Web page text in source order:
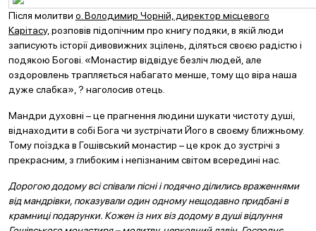
Після молитви о. Володимир Чорній, директор місцевого
Карітасу, розповів підопічним про книгу подяки, в якій люди
записують історії дивовижних зцілень, діляться своєю радістю і
подякою Богові. «Монастир відвідує безліч людей, але
оздоровлень трапляється набагато менше, тому що віра наша
дуже слабка», ? наголосив отець.
Мандри духовні – це прагнення людини шукати чистоту душі,
віднаходити в собі Бога чи зустрічати Його в своєму ближньому.
Тому поїздка в Гошівський монастир – це крок до зустрічі з
прекрасним, з глибоким і непізнаним світом всередині нас.
Дорогою додому всі співали пісні і подячно ділились враженнями
від мандрівки, показували один одному нещодавно придбані в
крамниці подарунки. Кожен із них віз додому в душі відлуння